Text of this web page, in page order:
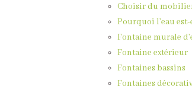
Choisir du
Pourquoi l’eau
Fontaine murale
Fontaine extérieur
Fontaines bassins
Fontaines